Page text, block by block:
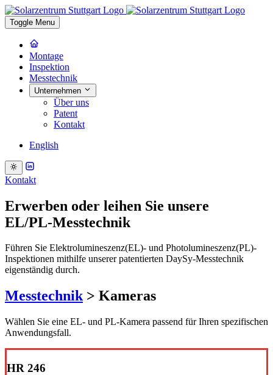
Toggle Menu
Montage
Inspektion
Messtechnik
Unternehmen
Über uns
Patent
Kontakt
English
Kontakt
Erwerben oder leihen Sie unsere
EL/PL-Messtechnik
Führen Sie Elektrolumineszenz(EL)- und Photolumineszenz(PL)-
Inspektionen mithilfe unserer patentierten DaySy-Messtechnik
eigenständig durch.
Messtechnik> Kameras
Wählen Sie eine EL- und PL-Kamera passend für Ihren spezifischen
Anwendungsfall.
HR 246